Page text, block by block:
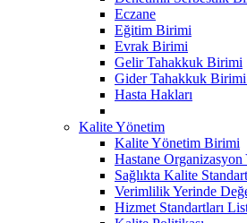
Eczane
Eğitim Birimi
Evrak Birimi
Gelir Tahakkuk Birimi
Gider Tahakkuk Birimi
Hasta Hakları
Kalite Yönetim
Kalite Yönetim Birimi
Hastane Organizasyon
Sağlıkta Kalite
Verimlilik Yerinde
Hizmet Standartları